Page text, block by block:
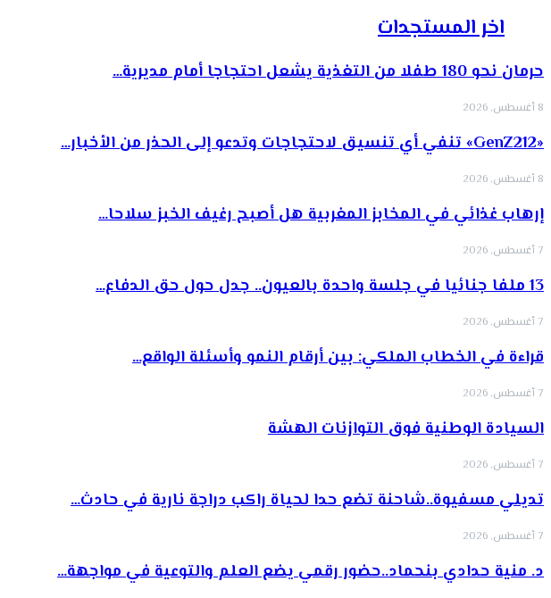
اخر المستجدات
حرمان نحو 180 طفلا من التغذية يشعل احتجاجا أمام مديرية…
8 أغسطس, 2026
«GenZ212» تنفي أي تنسيق لاحتجاجات وتدعو إلى الحذر من الأخبار…
8 أغسطس, 2026
إرهاب غذائي في المخابز المغربية هل أصبح رغيف الخبز سلاحا…
7 أغسطس, 2026
13 ملفا جنائيا في جلسة واحدة بالعيون.. جدل حول حق الدفاع…
7 أغسطس, 2026
قراءة في الخطاب الملكي: بين أرقام النمو وأسئلة الواقع…
7 أغسطس, 2026
السيادة الوطنية فوق التوازنات الهشة
7 أغسطس, 2026
تديلي مسفيوة..شاحنة تضع حدا لحياة راكب دراجة نارية في حادث…
7 أغسطس, 2026
د. منية حدادي بنحماد..حضور رقمي يضع العلم والتوعية في مواجهة…